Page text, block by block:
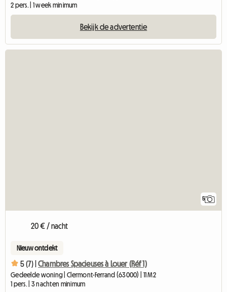
2 pers. | 1 week minimum
Bekijk de advertentie
5
20 € / nacht
Nieuw ontdekt
5 (7) | Chambres Spacieuses à Louer (Réf 1)
Gedeelde woning | Clermont-Ferrand (63000) | 11 M2
1 pers. | 3 nachten minimum